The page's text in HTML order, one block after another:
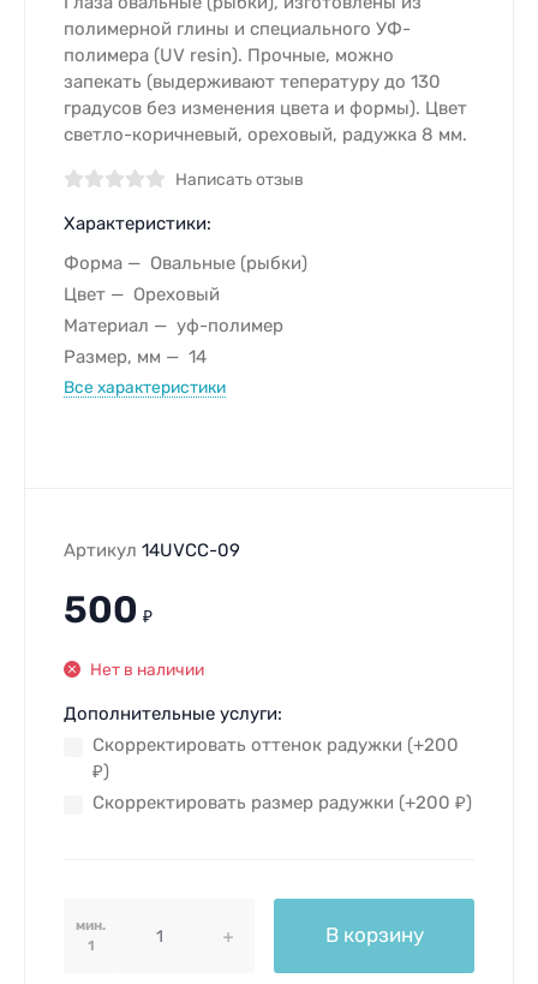
полимерной глины и специального УФ-
полимера (UV resin). Прочные, можно
запекать (выдерживают тепературу до 130
градусов без изменения цвета и формы). Цвет
светло-коричневый, ореховый, радужка 8 мм.
Написать отзыв
Характеристики:
Форма
Овальные (рыбки)
Цвет
Ореховый
Материал
уф-полимер
Размер, мм
14
Все характеристики
Артикул 14UVCC-09
500 ₽
Нет в наличии
Дополнительные услуги:
Скорректировать оттенок радужки (+200
₽)
Скорректировать размер радужки (+200 ₽)
мин.
1
В корзину